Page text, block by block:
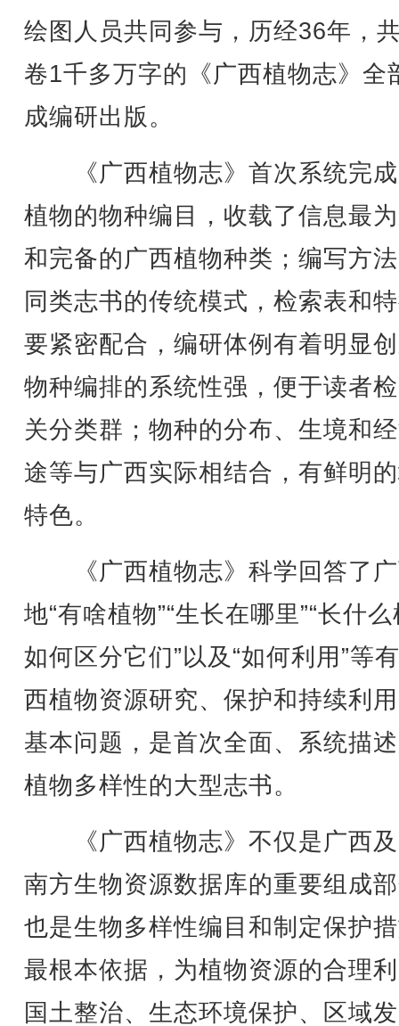
绘图人员共同参与，历经36年，
卷1千多万字的《广西植物志》全
成编研出版。
《广西植物志》首次系统完
植物的物种编目，收载了信息最
和完备的广西植物种类；编写方
同类志书的传统模式，检索表和
要紧密配合，编研体例有着明显
物种编排的系统性强，便于读者
关分类群；物种的分布、生境和
途等与广西实际相结合，有鲜明
特色。
《广西植物志》科学回答了
地“有啥植物”“生长在哪里”“长什
如何区分它们”以及“如何利用”等
西植物资源研究、保护和持续利
基本问题，是首次全面、系统描
植物多样性的大型志书。
《广西植物志》不仅是广西
南方生物资源数据库的重要组成
也是生物多样性编目和制定保护
最根本依据，为植物资源的合理
国土整治、生态环境保护、区域